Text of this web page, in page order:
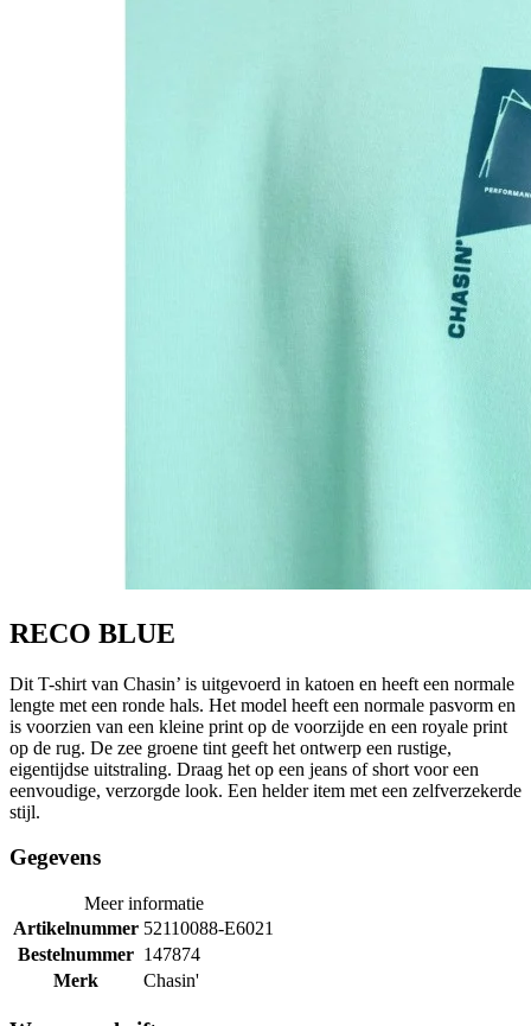
RECO BLUE
Dit T-shirt van Chasin’ is uitgevoerd in katoen en heeft een normale
lengte met een ronde hals. Het model heeft een normale pasvorm en
is voorzien van een kleine print op de voorzijde en een royale print
op de rug. De zee groene tint geeft het ontwerp een rustige,
eigentijdse uitstraling. Draag het op een jeans of short voor een
eenvoudige, verzorgde look. Een helder item met een zelfverzekerde
stijl.
Gegevens
Meer informatie
Artikelnummer 52110088-E6021
Bestelnummer 147874
Merk
Chasin'